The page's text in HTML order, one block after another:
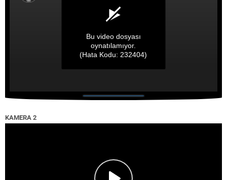
Bu video dosyası
oynatılamıyor.
(Hata Kodu: 232404)
KAMERA 2